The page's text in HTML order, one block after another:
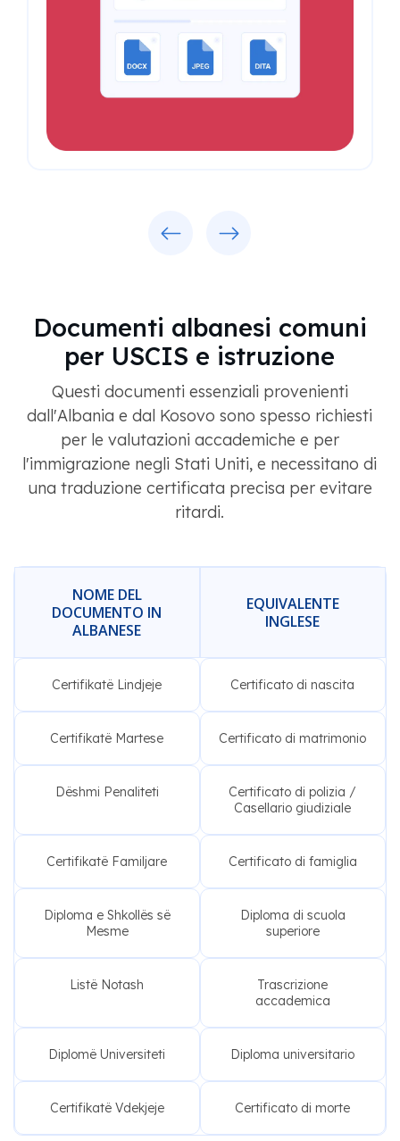
Documenti albanesi comuni
per USCIS e istruzione
Questi documenti essenziali provenienti
dall'Albania e dal Kosovo sono spesso richiesti
per le valutazioni accademiche e per
l'immigrazione negli Stati Uniti, e necessitano di
una traduzione certificata precisa per evitare
ritardi.
NOME DEL
DOCUMENTO IN
ALBANESE
EQUIVALENTE
INGLESE
Certifikatë Lindjeje Certificato di nascita
Certifikatë Martese Certificato di matrimonio
Dëshmi Penaliteti
Certificato di polizia /
Casellario giudiziale
Certifikatë Familjare Certificato di famiglia
Diploma e Shkollës së
Mesme
Diploma di scuola
superiore
Listë Notash
Trascrizione
accademica
Diplomë Universiteti Diploma universitario
Certifikatë Vdekjeje Certificato di morte